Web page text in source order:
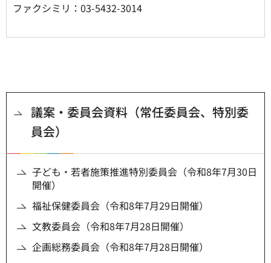
ファクシミリ：03-5432-3014
議案・委員会資料（常任委員会、特別委
員会）
子ども・若者施策推進特別委員会（令和8年7月30日
開催）
福祉保健委員会（令和8年7月29日開催）
文教委員会（令和8年7月28日開催）
企画総務委員会（令和8年7月28日開催）